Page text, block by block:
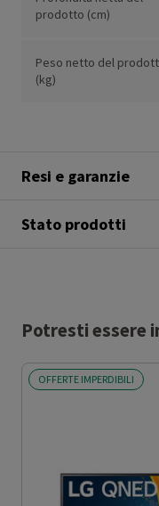
prodotto (cm)
Peso netto del
(kg)
Resi e garanzie
Stato prodotti
Potresti essere
OFFERTE IMPERDIBILI